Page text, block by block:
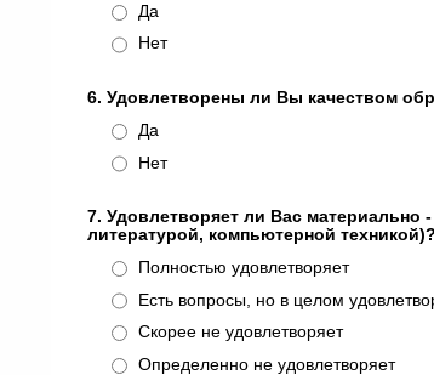
Да
Нет
6. Удовлетворены ли Вы качеством
Да
Нет
7. Удовлетворяет ли Вас материально
литературой, компьютерной техникой)?
Полностью удовлетворяет
Есть вопросы, но в целом
Скорее не удовлетворяет
Определенно не удовлетворяет